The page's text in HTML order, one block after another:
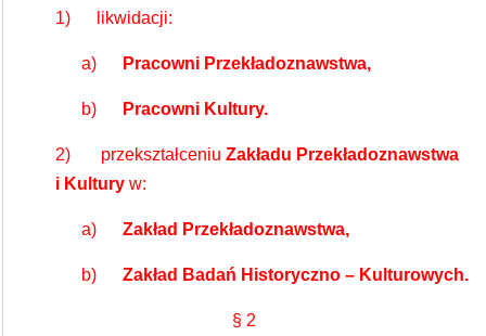
1) likwidacji:
a) Pracowni Przekładoznawstwa,
b) Pracowni Kultury.
2) przekształceniu Zakładu Przekładoznawstwa
i Kultury w:
a) Zakład Przekładoznawstwa,
b) Zakład Badań Historyczno – Kulturowych.
§ 2